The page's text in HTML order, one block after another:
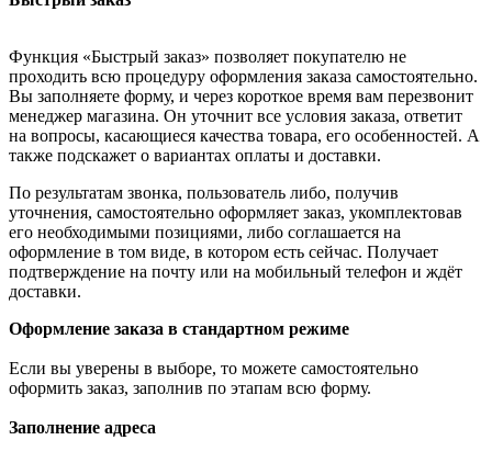
Функция «Быстрый заказ» позволяет покупателю не
проходить всю процедуру оформления заказа самостоятельно.
Вы заполняете форму, и через короткое время вам перезвонит
менеджер магазина. Он уточнит все условия заказа, ответит
на вопросы, касающиеся качества товара, его особенностей. А
также подскажет о вариантах оплаты и доставки.
По результатам звонка, пользователь либо, получив
уточнения, самостоятельно оформляет заказ, укомплектовав
его необходимыми позициями, либо соглашается на
оформление в том виде, в котором есть сейчас. Получает
подтверждение на почту или на мобильный телефон и ждёт
доставки.
Оформление заказа в стандартном режиме
Если вы уверены в выборе, то можете самостоятельно
оформить заказ, заполнив по этапам всю форму.
Заполнение адреса